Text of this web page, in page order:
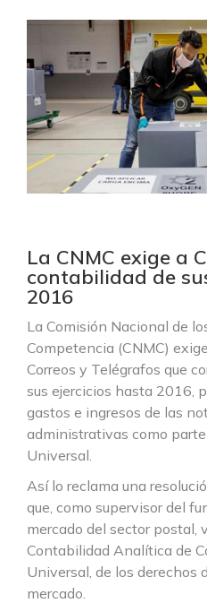
La CNMC exige a
contabilidad de
2016
La Comisión Nacional de
Competencia (CNMC)
Correos y Telégrafos que
sus ejercicios hasta 2016,
gastos e ingresos de las
administrativas como
Universal.
Así lo reclama una
que, como supervisor del
mercado del sector postal,
Contabilidad Analítica de
Universal, de los derechos
mercado.